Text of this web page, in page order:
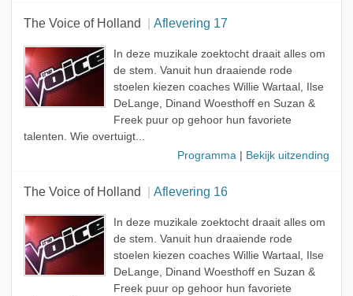
The Voice of Holland Aflevering 17
In deze muzikale zoektocht draait alles om
de stem. Vanuit hun draaiende rode
stoelen kiezen coaches Willie Wartaal, Ilse
DeLange, Dinand Woesthoff en Suzan &
Freek puur op gehoor hun favoriete
talenten. Wie overtuigt...
Programma
Bekijk uitzending
The Voice of Holland Aflevering 16
In deze muzikale zoektocht draait alles om
de stem. Vanuit hun draaiende rode
stoelen kiezen coaches Willie Wartaal, Ilse
DeLange, Dinand Woesthoff en Suzan &
Freek puur op gehoor hun favoriete